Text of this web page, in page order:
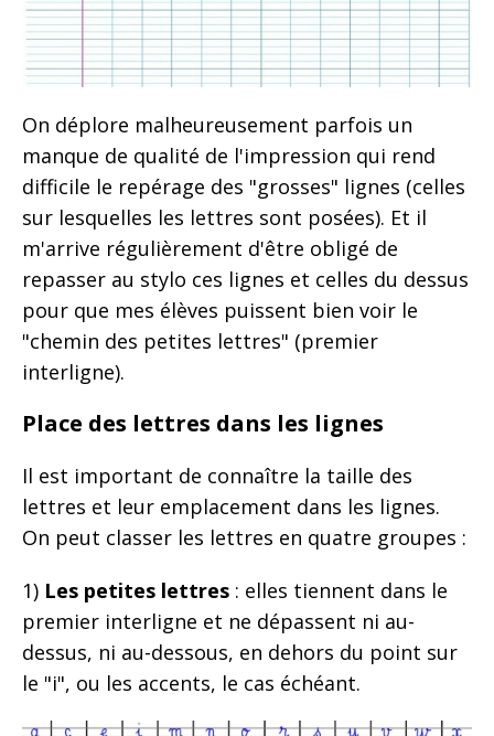
On déplore malheureusement parfois un
manque de qualité de l'impression qui rend
difficile le repérage des "grosses" lignes (celles
sur lesquelles les lettres sont posées). Et il
m'arrive régulièrement d'être obligé de
repasser au stylo ces lignes et celles du dessus
pour que mes élèves puissent bien voir le
"chemin des petites lettres" (premier
interligne).
Place des lettres dans les lignes
Il est important de connaître la taille des
lettres et leur emplacement dans les lignes.
On peut classer les lettres en quatre groupes :
1) Les petites lettres : elles tiennent dans le
premier interligne et ne dépassent ni au-
dessus, ni au-dessous, en dehors du point sur
le "i", ou les accents, le cas échéant.